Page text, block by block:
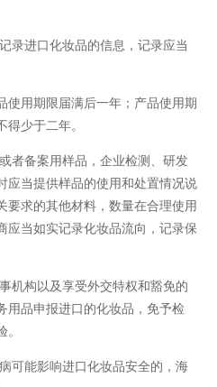
录进口化妆品的信息，记录应当
使用期限届满后一年；产品使用期
少于二年。
者备案用样品，企业检测、研发
应当提供样品的使用和处置情况说
要求的其他材料，数量在合理使用
应当如实记录化妆品流向，记录保
机构以及享受外交特权和豁免的
用品申报进口的化妆品，免予检
可能影响进口化妆品安全的，海